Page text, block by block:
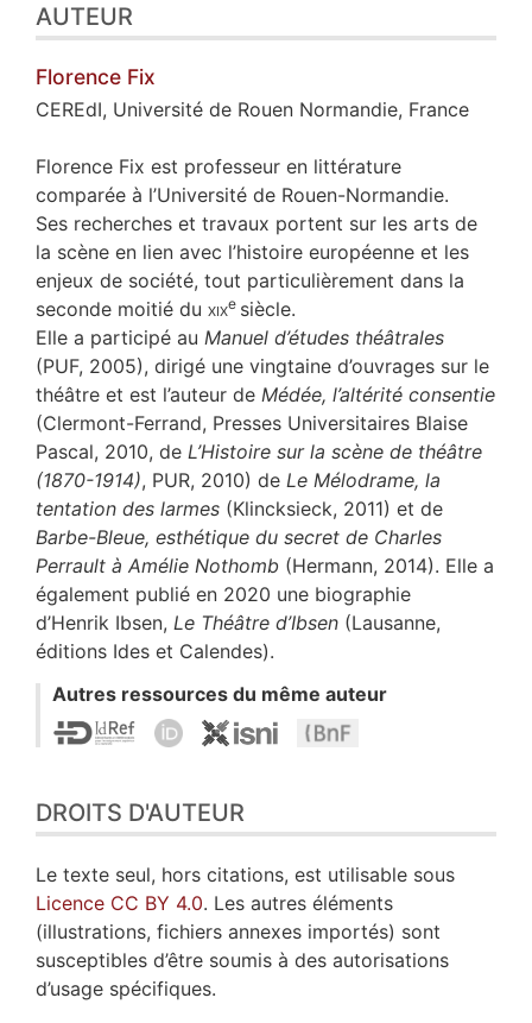
AUTEUR
Florence Fix
CEREdI, Université de Rouen Normandie, France
Florence Fix est professeur en littérature
comparée à l’Université de Rouen-Normandie.
Ses recherches et travaux portent sur les arts de
la scène en lien avec l’histoire européenne et les
enjeux de société, tout particulièrement dans la
seconde moitié du xixe siècle.
Elle a participé au Manuel d’études théâtrales
(PUF, 2005), dirigé une vingtaine d’ouvrages sur le
théâtre et est l’auteur de Médée, l’altérité consentie
(Clermont-Ferrand, Presses Universitaires Blaise
Pascal, 2010, de L’Histoire sur la scène de théâtre
(1870-1914), PUR, 2010) de Le Mélodrame, la
tentation des larmes (Klincksieck, 2011) et de
Barbe-Bleue, esthétique du secret de Charles
Perrault à Amélie Nothomb (Hermann, 2014). Elle a
également publié en 2020 une biographie
d’Henrik Ibsen, Le Théâtre d’Ibsen (Lausanne,
éditions Ides et Calendes).
Autres ressources du même auteur
DROITS D'AUTEUR
Le texte seul, hors citations, est utilisable sous
Licence CC BY 4.0. Les autres éléments
(illustrations, fichiers annexes importés) sont
susceptibles d’être soumis à des autorisations
d’usage spécifiques.